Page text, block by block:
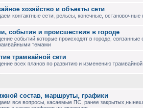
хозяйство и объекты сети
контактные сети, рельсы, конечные, остановочные
события и происшествия в городе
событий которые происходят в городе, связанные
темами
трамвайной сети
всех планов по развитию и изменению трамвайной
состав, маршруты, графики
все вопросы, касаемые ПС, ранее